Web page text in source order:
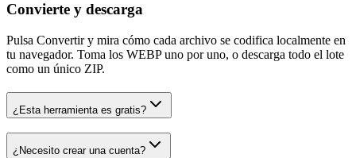
Convierte y descarga
Pulsa Convertir y mira cómo cada archivo se codifica localmente en
tu navegador. Toma los WEBP uno por uno, o descarga todo el lote
como un único ZIP.
¿Esta herramienta es gratis?
¿Necesito crear una cuenta?